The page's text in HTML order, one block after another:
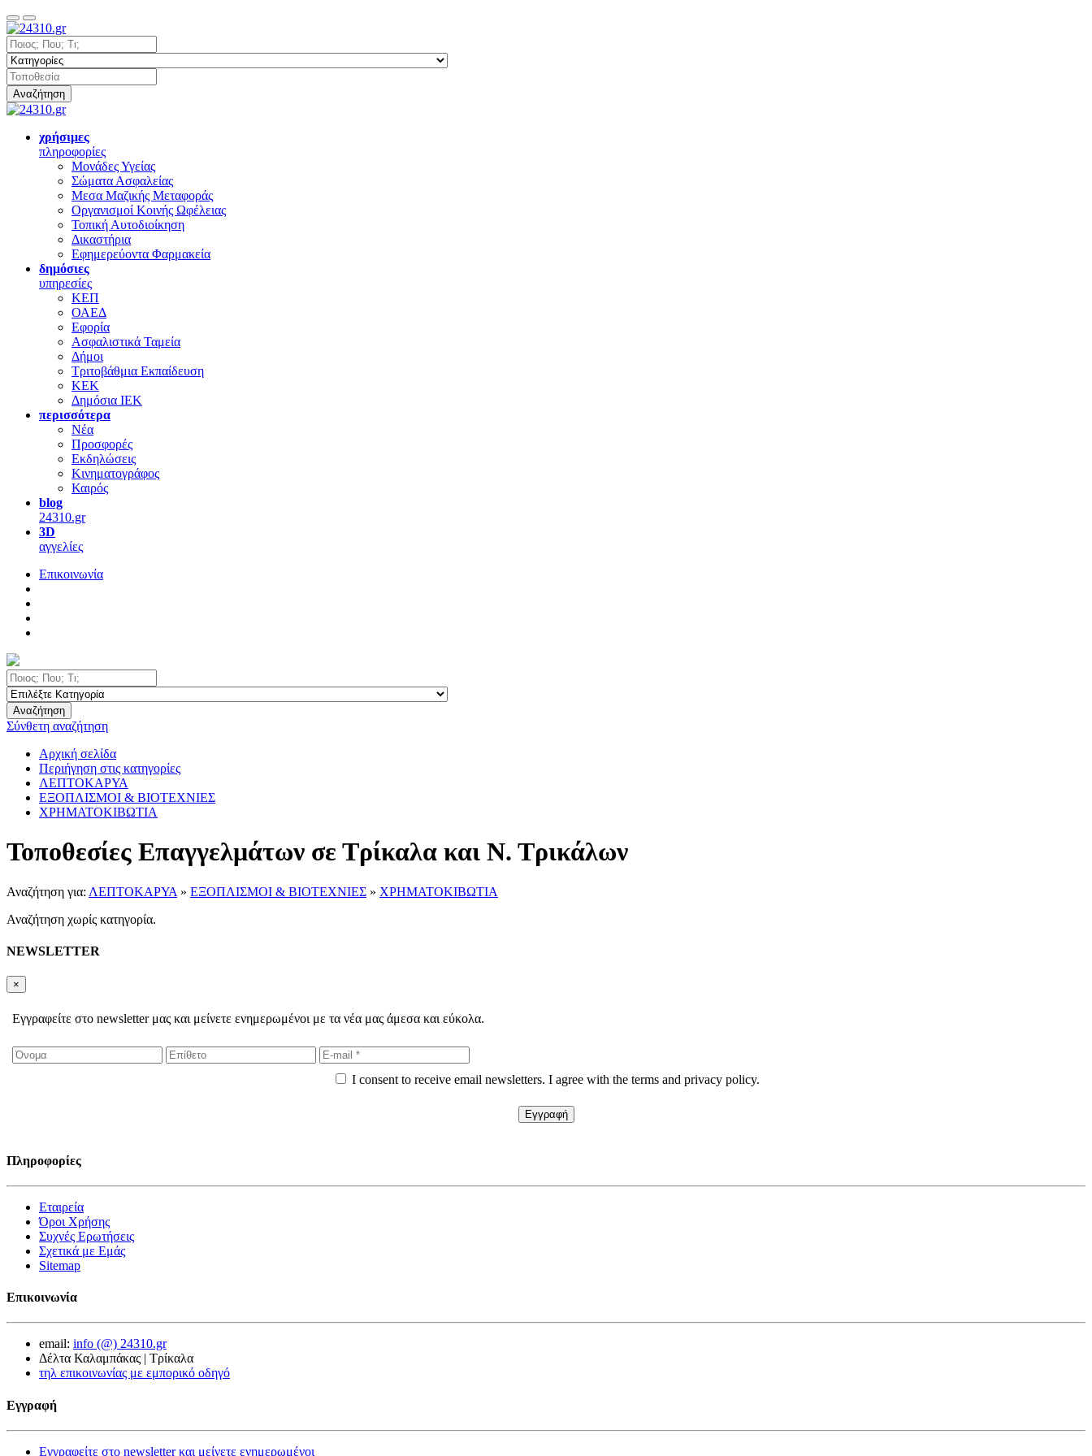
Αναζήτηση
χρήσιμες
πληροφορίες
Μονάδες Υγείας
Σώματα Ασφαλείας
Μεσα Μαζικής Μεταφοράς
Οργανισμοί Κοινής Ωφέλειας
Τοπική Αυτοδιοίκηση
Δικαστήρια
Εφημερεύοντα Φαρμακεία
δημόσιες
υπηρεσίες
ΚΕΠ
ΟΑΕΔ
Εφορία
Ασφαλιστικά Ταμεία
Δήμοι
Τριτοβάθμια Εκπαίδευση
ΚΕΚ
Δημόσια ΙΕΚ
περισσότερα
Νέα
Προσφορές
Εκδηλώσεις
Κινηματογράφος
Καιρός
blog
24310.gr
3D
αγγελίες
Επικοινωνία
Αναζήτηση
Σύνθετη αναζήτηση
Αρχική σελίδα
Περιήγηση στις κατηγορίες
ΛΕΠΤΟΚΑΡΥΑ
ΕΞΟΠΛΙΣΜΟΙ & ΒΙΟΤΕΧΝΙΕΣ
ΧΡΗΜΑΤΟΚΙΒΩΤΙΑ
Τοποθεσίες Επαγγελμάτων σε Τρίκαλα και Ν. Τρικάλων
Αναζήτηση για: ΛΕΠΤΟΚΑΡΥΑ » ΕΞΟΠΛΙΣΜΟΙ & ΒΙΟΤΕΧΝΙΕΣ » ΧΡΗΜΑΤΟΚΙΒΩΤΙΑ
Αναζήτηση χωρίς κατηγορία.
NEWSLETTER
×
Εγγραφείτε στο newsletter μας και μείνετε ενημερωμένοι με τα νέα μας άμεσα και εύκολα.
I consent to receive email newsletters. I agree with the terms and privacy policy.
Πληροφορίες
Εταιρεία
Όροι Χρήσης
Συχνές Ερωτήσεις
Σχετικά με Εμάς
Sitemap
Επικοινωνία
email: info (@) 24310.gr
Δέλτα Καλαμπάκας | Τρίκαλα
τηλ επικοινωνίας με εμπορικό οδηγό
Εγγραφή
Εγγραφείτε στο newsletter και μείνετε ενημερωμένοι